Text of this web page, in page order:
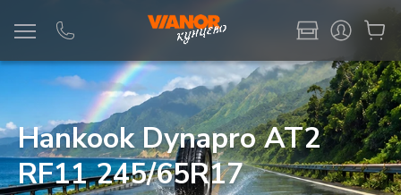
Hankook Dynapro AT2
RF11 245/65R17
Информация Фото товара